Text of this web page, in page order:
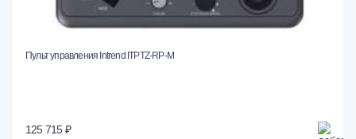
Пульт управления Intrend ITPTZ-RP-M
125 715 ₽